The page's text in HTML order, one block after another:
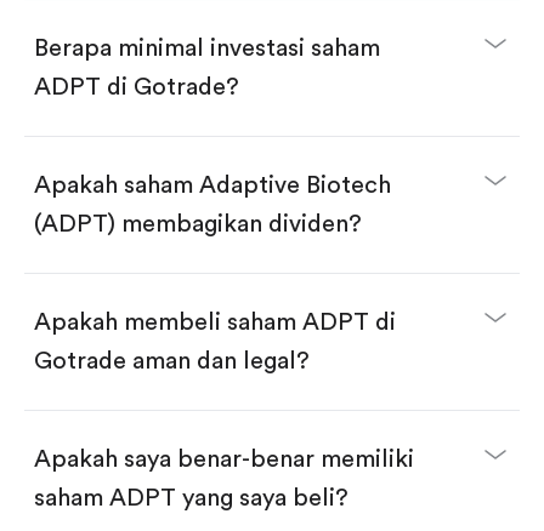
Buka akun dan selesaikan KYC.
Lakukan deposit.
Cari kode "ADPT", lalu klik "Trade".
Klik tombol "Buy".
dua pilihan:
Beli saham secara fractional dalam jumlah
dollar, bisa mulai dari $1.
Swipe up untuk konfirmasi order, pembelian
Berapa minimal investasi saham
ADPT di Gotrade?
Apakah saham Adaptive Biotech
(ADPT) membagikan dividen?
Apakah membeli saham ADPT di
Gotrade aman dan legal?
Apakah saya benar-benar memiliki
saham ADPT yang saya beli?